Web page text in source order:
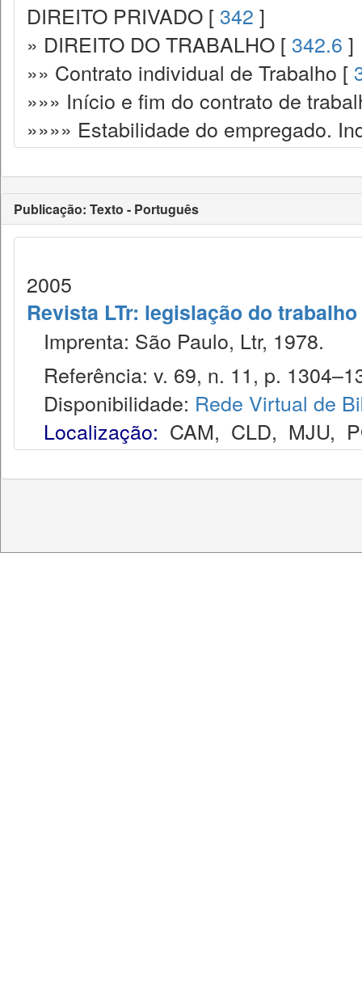
DIREITO PRIVADO [ 342 ]
» DIREITO DO TRABALHO [ 342.6 ]
»» Contrato individual de Trabalho [
»»» Início e fim do contrato de
»»»» Estabilidade do empregado.
Publicação: Texto - Português
2005
Revista LTr: legislação do trabalho
Imprenta: São Paulo, Ltr, 1978.
Referência: v. 69, n. 11, p.
Disponibilidade: Rede Virtual de
Localização: CAM, CLD, MJU,